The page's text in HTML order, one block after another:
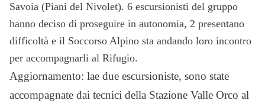
Savoia (Piani del Nivolet). 6 escursionisti del gruppo
hanno deciso di proseguire in autonomia, 2 presentano
difficoltà e il Soccorso Alpino sta andando loro incontro
per accompagnarli al Rifugio.
Aggiornamento: lae due escursioniste, sono state
accompagnate dai tecnici della Stazione Valle Orco al